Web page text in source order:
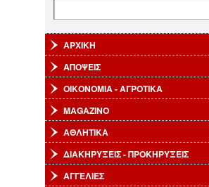
ΑΡΧΙΚΗ
ΑΠΟΨΕΙΣ
ΟΙΚΟΝΟΜΙΑ - ΑΓΡΟΤΙΚΑ
MAGAZINO
ΑΘΛΗΤΙΚΑ
ΔΙΑΚΗΡΥΞΕΙΣ - ΠΡΟΚΗΡΥΞΕΙΣ
ΑΓΓΕΛΙΕΣ